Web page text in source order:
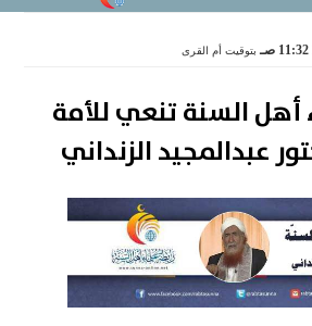
11:32 صـ بتوقيت أم القرى
أهل السنة تنعي للأمة
عبدالمجيد الزنداني